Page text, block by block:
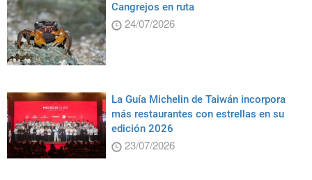
Cangrejos en ruta
24/07/2026
La Guía Michelin de Taiwán incorpora
más restaurantes con estrellas en su
edición 2026
23/07/2026